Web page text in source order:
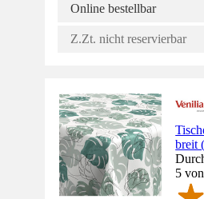
Online bestellbar
Z.Zt. nicht reservierbar
breit
5